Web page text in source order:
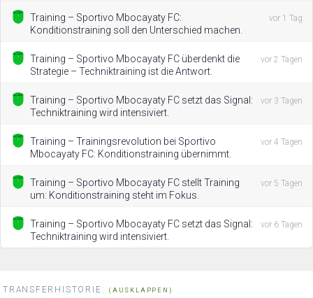
Training – Sportivo Mbocayaty FC:
Konditionstraining soll den Unterschied machen.
vor 1 Tag
Training – Sportivo Mbocayaty FC überdenkt die
Strategie – Techniktraining ist die Antwort.
vor 2 Tagen
Training – Sportivo Mbocayaty FC setzt das Signal:
Techniktraining wird intensiviert.
vor 3 Tagen
Training – Trainingsrevolution bei Sportivo
Mbocayaty FC: Konditionstraining übernimmt.
vor 4 Tagen
Training – Sportivo Mbocayaty FC stellt Training
um: Konditionstraining steht im Fokus.
vor 5 Tagen
Training – Sportivo Mbocayaty FC setzt das Signal:
Techniktraining wird intensiviert.
vor 6 Tagen
TRANSFERHISTORIE: (AUSKLAPPEN)